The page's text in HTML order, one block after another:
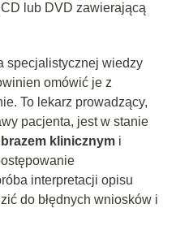
lub DVD zawierającą
specjalistycznej wiedzy
omówić je z
To lekarz prowadzący,
pacjenta, jest w stanie
klinicznymi
interpretacji opisu
do błędnych wniosków i